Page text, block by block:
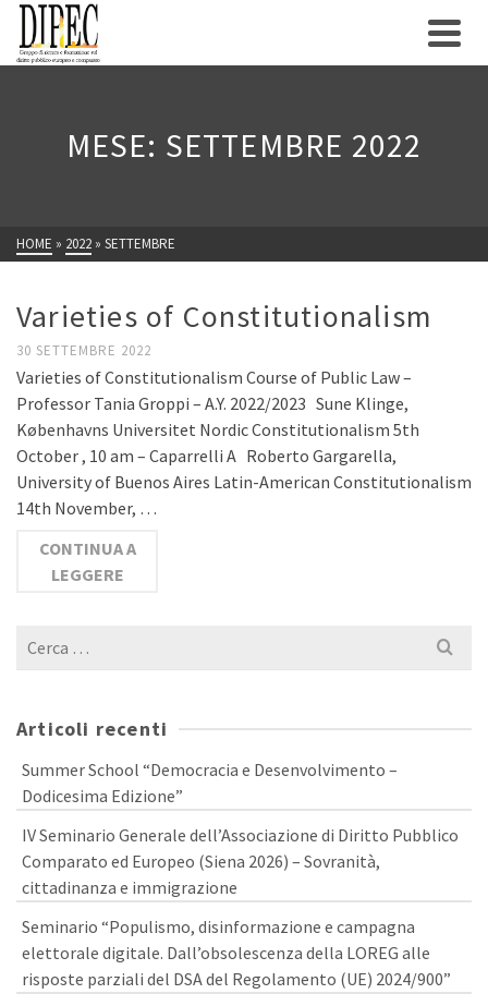
MESE: SETTEMBRE 2022
HOME » 2022 » SETTEMBRE
Varieties of Constitutionalism
30 SETTEMBRE 2022
Varieties of Constitutionalism Course of Public Law –
Professor Tania Groppi – A.Y. 2022/2023 Sune Klinge,
Københavns Universitet Nordic Constitutionalism 5th
October , 10 am – Caparrelli A Roberto Gargarella,
University of Buenos Aires Latin-American Constitutionalism
14th November, …
CONTINUA A
LEGGERE
Cerca
Articoli recenti
Summer School “Democracia e Desenvolvimento –
Dodicesima Edizione”
IV Seminario Generale dell’Associazione di Diritto Pubblico
Comparato ed Europeo (Siena 2026) – Sovranità,
cittadinanza e immigrazione
Seminario “Populismo, disinformazione e campagna
elettorale digitale. Dall’obsolescenza della LOREG alle
risposte parziali del DSA del Regolamento (UE) 2024/900”